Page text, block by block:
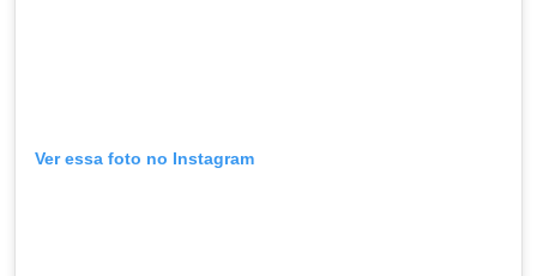
Ver essa foto no Instagram